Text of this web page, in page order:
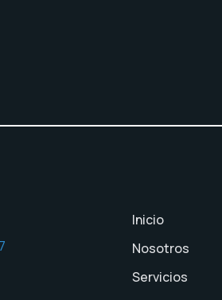
Inicio
Nosotros
Servicios